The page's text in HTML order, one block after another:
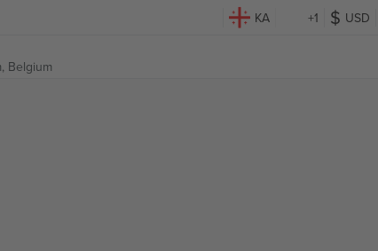
KA +1 USD
Belgium